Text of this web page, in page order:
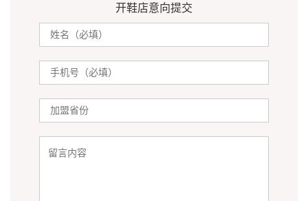
开鞋店意向提交